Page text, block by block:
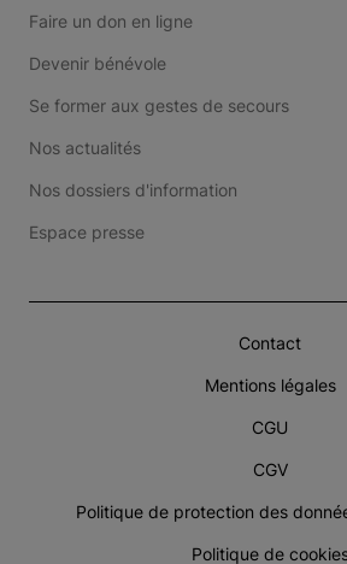
Faire un don en ligne
Devenir bénévole
Se former aux gestes de secours
Nos actualités
Nos dossiers d'information
Espace presse
Contact
Mentions légales
CGU
CGV
Politique de protection des
Politique de